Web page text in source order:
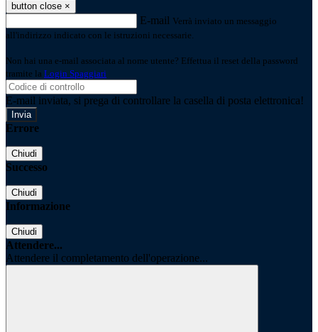
button close ×
E-mail Verrà inviato un messaggio
all'indirizzo indicato con le istruzioni necessarie.
Non hai una e-mail associata al nome utente? Effettua il reset della password
tramite la Login Spaggiari
E-mail inviata, si prega di controllare la casella di posta elettronica!
Errore
Chiudi
Successo
Chiudi
Informazione
Chiudi
Attendere...
Attendere il completamento dell'operazione...